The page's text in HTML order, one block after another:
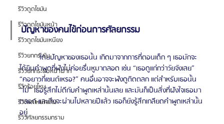
รีวิวดูดไขมัน
รีวิวดูดไขมันหน้า
รีวิวดูดไขมันเหนียง
รีวิวยกกระชับ
รีวิวยกกระชับหน้าผาก
รีวิวร้อยไหม
รีวิวลดโหนกแก้ม
รีวิวศัลยกรรมกราม
ปัญหาของคนไข้ก่อนการศัลยกรรม
	โดยปัญหาของเธอนั้น เกิดมาจากการที่ตอนเด็ก ๆ เธอมักจะ
ได้ยินคำพูดที่ฟังไม่ค่อยรื่นหูมาตลอด เช่น “เธอดูแก่กว่าวัยจังเลย”
“คอยาวกี่เซนต์เหรอ?” คนอื่นอาจจะฟังดูติดตลก แต่สำหรับเธอนั้น
“ไม่” เธอรู้สึกไม่ดีกับคำพูดเหล่านั้นเลย และมันก็เป็นสิ่งที่ฝังใจเธอมา
ตลอด และถึงจะผ่านไปหลายปีแล้ว เธอก็ยังรู้สึกเกลียดคำพูดเหล่านั้น
อยู่